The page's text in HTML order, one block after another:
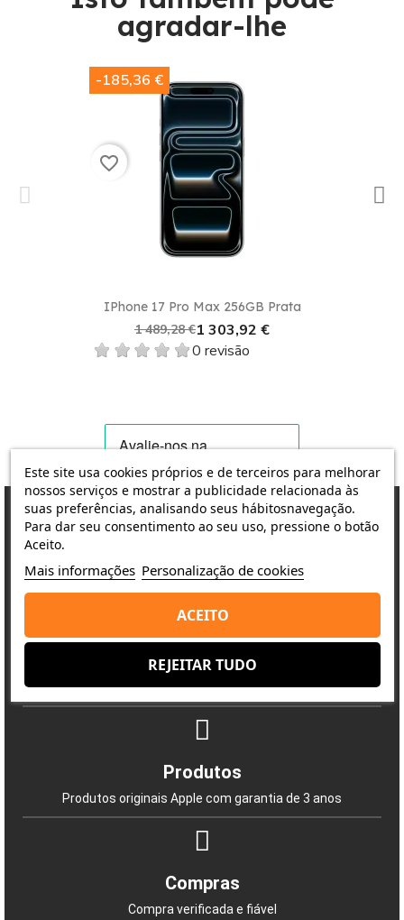
agradar-lhe​
IPhone 17 Pro Max 256GB Prata
1 489,28 €1 303,92 €
0 revisão
-185,36 €
favorite_border
Porquê escolher-nos?
A satisfação do cliente é a nossa prioridade
Entrega
Envio rápido e seguro
Produtos
Produtos originais Apple com garantia de 3 anos
Compras
Compra verificada e fiável
Este site usa cookies próprios e de terceiros para melhorar
nossos serviços e mostrar a publicidade relacionada às
suas preferências, analisando seus hábitosnavegação.
Para dar seu consentimento ao seu uso, pressione o botão
Aceito.
Mais informações Personalização de cookies
REJEITAR TUDO
ACEITO